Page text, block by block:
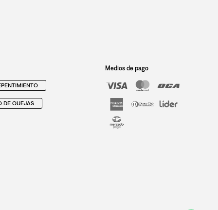
DE QUEJAS
Medios de pago